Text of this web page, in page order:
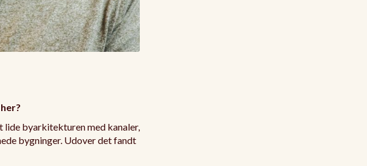
lide byarkitekturen med kanaler,
bygninger. Udover det fandt